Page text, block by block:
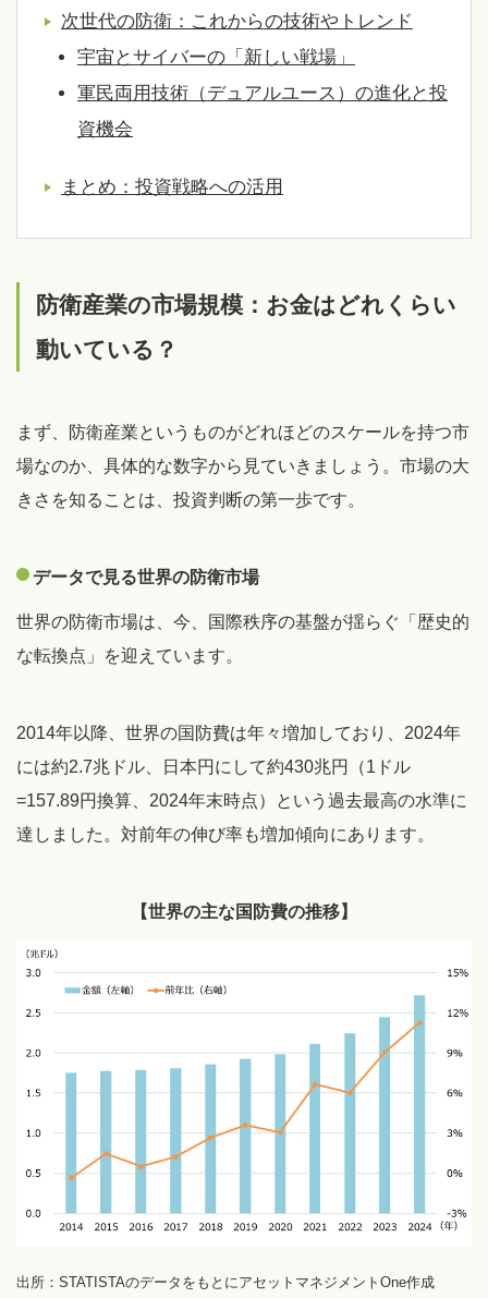
次世代の防衛：これからの技術やトレンド
宇宙とサイバーの「新しい戦場」
軍民両用技術（デュアルユース）の進化と投
資機会
まとめ：投資戦略への活用
防衛産業の市場規模：お金はどれくらい
動いている？
まず、防衛産業というものがどれほどのスケールを持つ市
場なのか、具体的な数字から見ていきましょう。市場の大
きさを知ることは、投資判断の第一歩です。
データで見る世界の防衛市場
世界の防衛市場は、今、国際秩序の基盤が揺らぐ「歴史的
な転換点」を迎えています。
2014年以降、世界の国防費は年々増加しており、2024年
には約2.7兆ドル、日本円にして約430兆円（1ドル
=157.89円換算、2024年末時点）という過去最高の水準に
達しました。対前年の伸び率も増加傾向にあります。
【世界の主な国防費の推移】
出所：STATISTAのデータをもとにアセットマネジメントOne作成